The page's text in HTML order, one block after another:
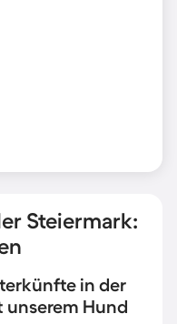
Steiermark:
in der
unserem Hund